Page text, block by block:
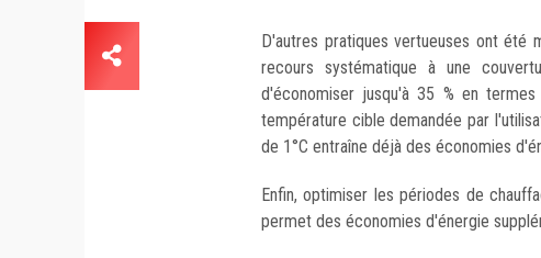
D'autres pratiques vertueuses ont été
recours systématique à une
d'économiser jusqu'à 35 % en
température cible demandée par
de 1°C entraîne déjà des économies
Enfin, optimiser les périodes de
permet des économies d'énergie